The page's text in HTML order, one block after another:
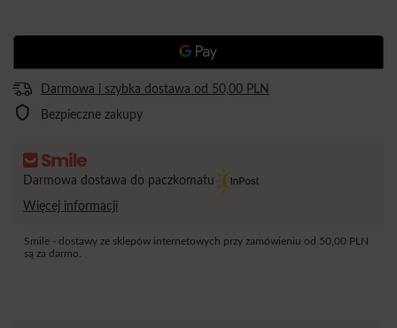
Darmowa i szybka dostawa od 50,00 PLN
Bezpieczne zakupy
Darmowa dostawa do paczkomatu
Więcej informacji
Smile - dostawy ze sklepów internetowych przy zamówieniu od 50,00 PLN
są za darmo.